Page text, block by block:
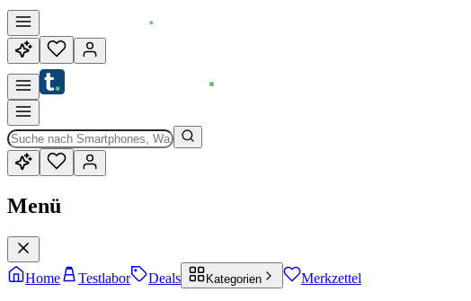
Menü
Home Testlabor Deals Kategorien Merkzettel